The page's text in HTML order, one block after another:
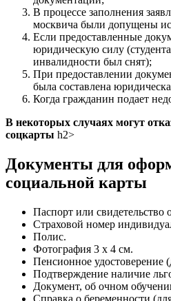
В процессе заполнения
москвича были допущены
Если предоставленные
юридическую силу
инвалидности был снят);
При предоставлении
была составлена
Когда гражданин подает
В некоторых случаях могут
соцкарты h2>
Документы для
социальной карты
Паспорт или свидетельство
Страховой номер
Полис.
Фотография 3 х 4 см.
Пенсионное удостоверение
Подтверждение наличие
Документ, об очном
Справка о беременности